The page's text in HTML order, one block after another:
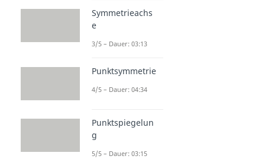
Symmetrieachs
e
3/5 – Dauer: 03:13
Punktsymmetrie
4/5 – Dauer: 04:34
Punktspiegelun
g
5/5 – Dauer: 03:15